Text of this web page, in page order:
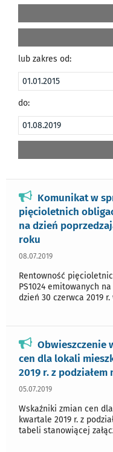
lub zakres od:
do:
Komunikat w
pięcioletnich
na dzień
roku
08.07.2019
Rentowność
PS1024 emitowanych
dzień 30 czerwca 2019 r.
Obwieszczenie
cen dla lokali
2019 r. z
05.07.2019
Wskaźniki zmian cen
kwartale 2019 r. z
tabeli stanowiącej